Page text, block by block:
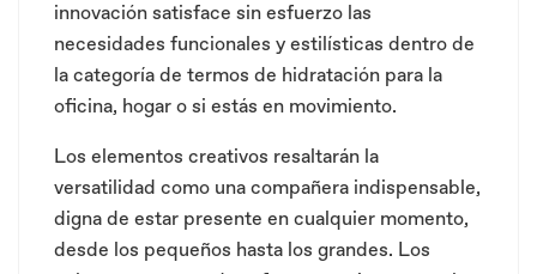
innovación satisface sin esfuerzo las
necesidades funcionales y estilísticas dentro de
la categoría de termos de hidratación para la
oficina, hogar o si estás en movimiento.
Los elementos creativos resaltarán la
versatilidad como una compañera indispensable,
digna de estar presente en cualquier momento,
desde los pequeños hasta los grandes. Los